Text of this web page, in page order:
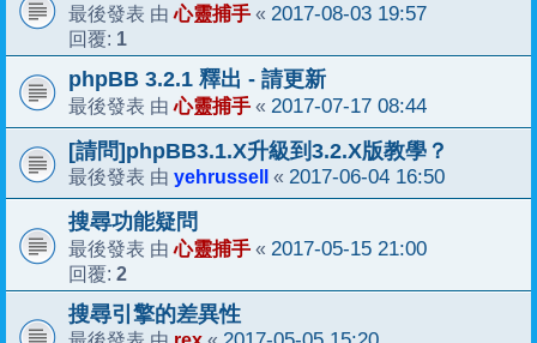
最後發表 由心靈捕手 « 2017-08-03 19:57
回覆: 1
phpBB 3.2.1 釋出 - 請更新
最後發表 由心靈捕手 « 2017-07-17 08:44
[請問]phpBB3.1.X升級到3.2.X版教學？
最後發表 由 yehrussell « 2017-06-04 16:50
搜尋功能疑問
最後發表 由心靈捕手 « 2017-05-15 21:00
回覆: 2
搜尋引擎的差異性